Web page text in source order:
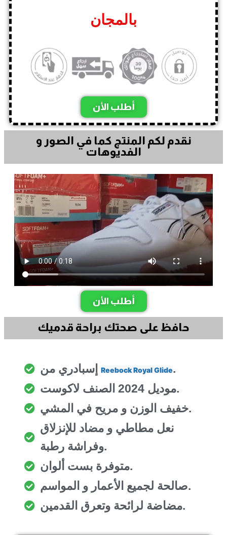
بالمجان
أطلب الأن
نقدم لكم المنتج كما في الصور و
الفديوهات
أطلب الأن
حافظ على صحتك براحة قدميك
إسبادري منReebock Royal Glide.
موديل 2024 الصنف لاكوست.
خفيف الوزن و مريح في المشي.
نعل مطاطي و مضاد للإنزلاق
وفراشة رطبة.
متوفرة بست ألوان.
صالحة لجميع الأعمار و المواسم.
مضاضة لرائحة وتعرق القدمين.